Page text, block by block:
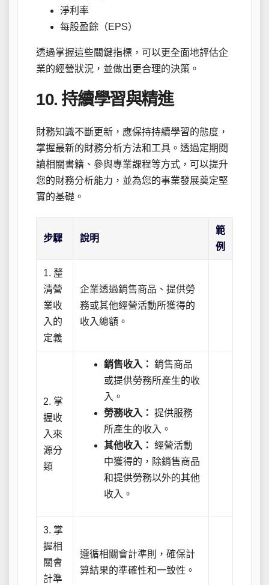
淨利率
每股盈餘（EPS）
透過掌握這些關鍵指標，可以更全面地評估企
業的經營狀況，並做出更合理的決策。
10. 持續學習與精進
財務知識不斷更新，應保持持續學習的態度，
掌握最新的財務分析方法和工具。透過定期閱
讀相關書籍、參與專業課程等方式，可以提升
您的財務分析能力，並為您的事業發展奠定堅
實的基礎。
步驟 說明
範
例
1. 釐
清營
業收
入的
定義
企業透過銷售商品、提供勞
務或其他經營活動所獲得的
收入總額。
2. 掌
握收
入來
源分
類
銷售收入： 銷售商品
或提供勞務所產生的收
入。
勞務收入： 提供服務
所產生的收入。
其他收入： 經營活動
中獲得的，除銷售商品
和提供勞務以外的其他
收入。
3. 掌
握相
關會
計準
遵循相關會計準則，確保計
算結果的準確性和一致性。